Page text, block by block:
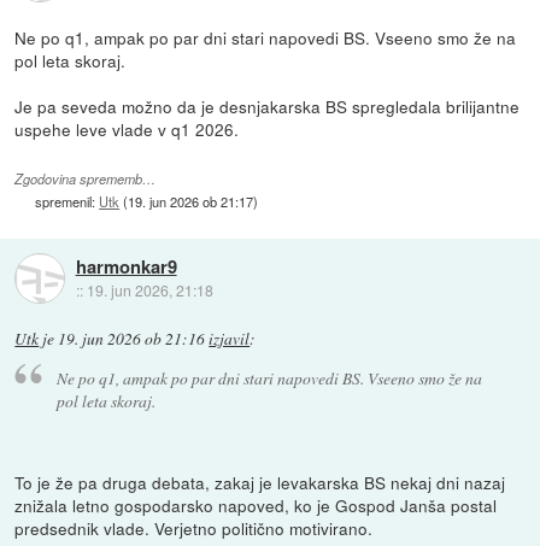
Ne po q1, ampak po par dni stari napovedi BS. Vseeno smo že na
pol leta skoraj.
Je pa seveda možno da je desnjakarska BS spregledala brilijantne
uspehe leve vlade v q1 2026.
Zgodovina sprememb…
spremenil: Utk (19. jun 2026 ob 21:17)
harmonkar9
:: 19. jun 2026, 21:18
Utk je 19. jun 2026 ob 21:16izjavil:
Ne po q1, ampak po par dni stari napovedi BS. Vseeno smo že na
pol leta skoraj.
To je že pa druga debata, zakaj je levakarska BS nekaj dni nazaj
znižala letno gospodarsko napoved, ko je Gospod Janša postal
predsednik vlade. Verjetno politično motivirano.